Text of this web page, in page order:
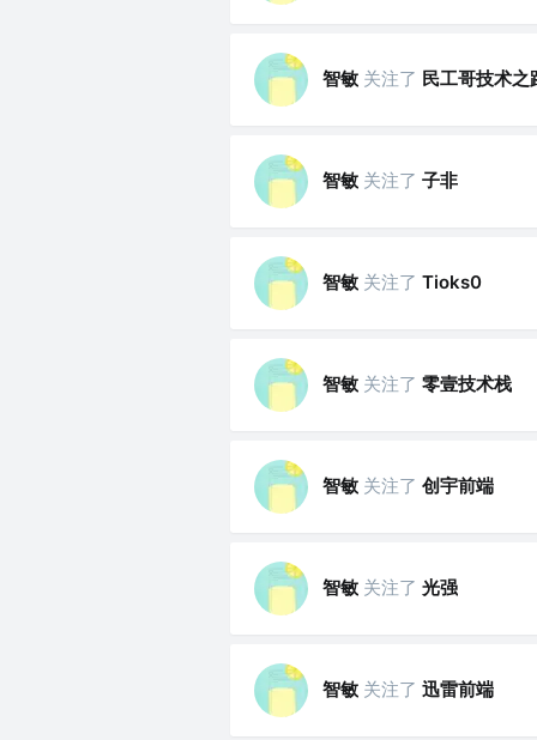
智敏 关注了 民工哥技术之
智敏 关注了 子非
智敏 关注了 Tioks0
智敏 关注了 零壹技术栈
智敏 关注了 创宇前端
智敏 关注了 光强
智敏 关注了 迅雷前端